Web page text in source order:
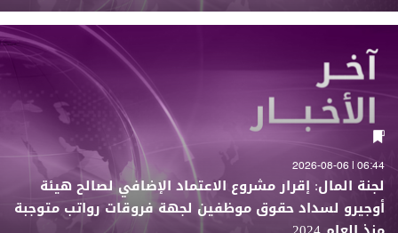
06:44 | 2026-08-06
لجنة المال: إقرار مشروع الاعتماد الإضافي لصالح هيئة
أوجيرو لسداد حقوق موظفين لجهة فروقات رواتب متوجبة